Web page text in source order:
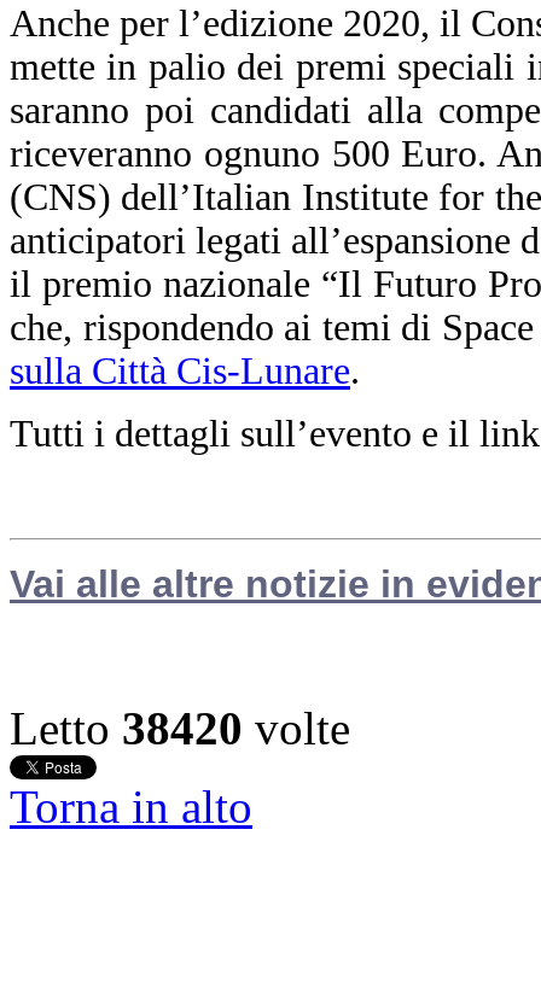
Anche per l’edizione 2020, il
mette in palio dei premi speciali
saranno poi candidati alla
riceveranno ognuno 500 Euro.
(CNS) dell’Italian Institute for
anticipatori legati all’espansione
il premio nazionale “Il Futuro
che, rispondendo ai temi di
sulla Città Cis-Lunare.
Tutti i dettagli sull’evento e il
Vai alle altre notizie in
Letto 38420 volte
Torna in alto